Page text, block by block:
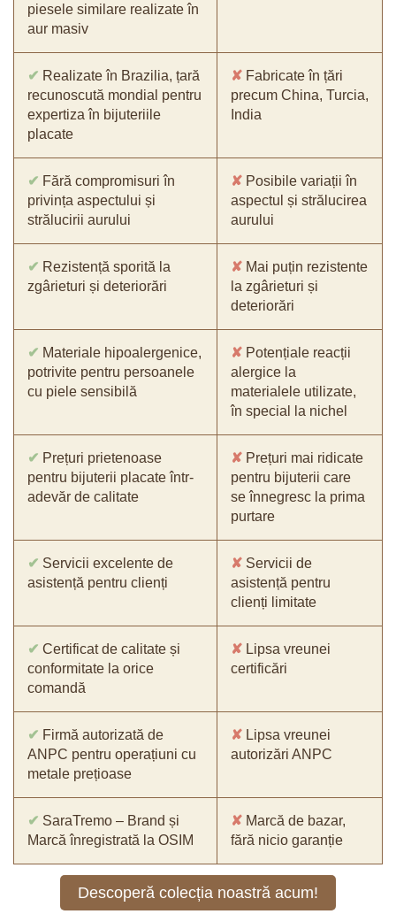
piesele similare realizate în
aur masiv
✔ Realizate în Brazilia, țară
recunoscută mondial pentru
expertiza în bijuteriile
placate
✘ Fabricate în țări
precum China, Turcia,
India
✔ Fără compromisuri în
privința aspectului și
strălucirii aurului
✘ Posibile variații în
aspectul și strălucirea
aurului
✔ Rezistență sporită la
zgârieturi și deteriorări
✘ Mai puțin rezistente
la zgârieturi și
deteriorări
✔ Materiale hipoalergenice,
potrivite pentru persoanele
cu piele sensibilă
✘ Potențiale reacții
alergice la
materialele utilizate,
în special la nichel
✔ Prețuri prietenoase
pentru bijuterii placate într-
adevăr de calitate
✘ Prețuri mai ridicate
pentru bijuterii care
se înnegresc la prima
purtare
✔ Servicii excelente de
asistență pentru clienți
✘ Servicii de
asistență pentru
clienți limitate
✔ Certificat de calitate și
conformitate la orice
comandă
✘ Lipsa vreunei
certificări
✔ Firmă autorizată de
ANPC pentru operațiuni cu
metale prețioase
✘ Lipsa vreunei
autorizări ANPC
✔ SaraTremo – Brand și
Marcă înregistrată la OSIM
✘ Marcă de bazar,
fără nicio garanție
Descoperă colecția noastră acum!